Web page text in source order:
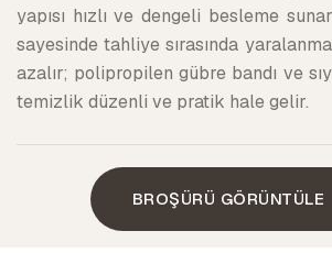
yapısı hızlı ve dengeli besleme
sayesinde tahliye sırasında
azalır; polipropilen gübre bandı ve
temizlik düzenli ve pratik hale gelir.
BROŞÜRÜ GÖRÜNTÜLE